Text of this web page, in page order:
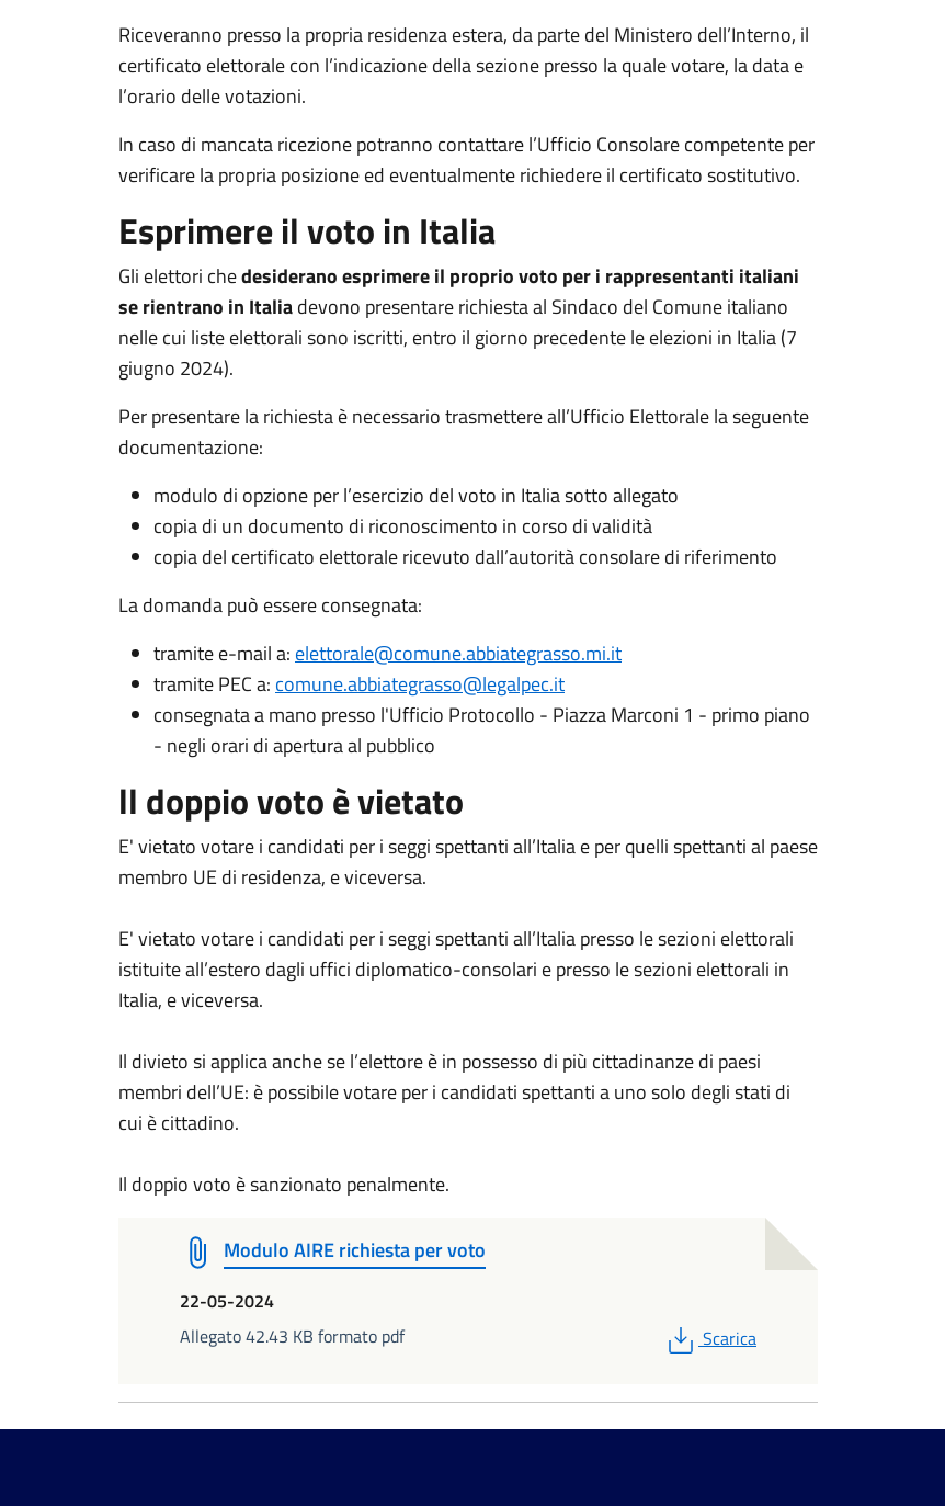
Riceveranno presso la propria residenza estera, da parte del Ministero dell’Interno, il
certificato elettorale con l’indicazione della sezione presso la quale votare, la data e
l’orario delle votazioni.
In caso di mancata ricezione potranno contattare l’Ufficio Consolare competente per
verificare la propria posizione ed eventualmente richiedere il certificato sostitutivo.
Esprimere il voto in Italia
Gli elettori chedesiderano esprimere il proprio voto per i rappresentanti italiani
se rientrano in Italiadevono presentare richiesta al Sindaco del Comune italiano
nelle cui liste elettorali sono iscritti, entro il giorno precedente le elezioni in Italia (7
giugno 2024).
Per presentare la richiesta è necessario trasmettere all’Ufficio Elettorale la seguente
documentazione:
modulo di opzione per l’esercizio del voto in Italia sotto allegato
copia di un documento di riconoscimento in corso di validità
copia del certificato elettorale ricevuto dall’autorità consolare di riferimento
La domanda può essere consegnata:
tramite e-mail a: elettorale@comune.abbiategrasso.mi.it
tramite PEC a: comune.abbiategrasso@legalpec.it
consegnata a mano presso l'Ufficio Protocollo - Piazza Marconi 1 - primo piano
- negli orari di apertura al pubblico
ll doppio voto è vietato
E' vietato votare i candidati per i seggi spettanti all’Italia e per quelli spettanti al paese
membro UE di residenza, e viceversa.
E' vietato votare i candidati per i seggi spettanti all’Italia presso le sezioni elettorali
istituite all’estero dagli uffici diplomatico-consolari e presso le sezioni elettorali in
Italia, e viceversa.
Il divieto si applica anche se l’elettore è in possesso di più cittadinanze di paesi
membri dell’UE: è possibile votare per i candidati spettanti a uno solo degli stati di
cui è cittadino.
Il doppio voto è sanzionato penalmente.
Modulo AIRE richiesta per voto
22-05-2024
Allegato 42.43 KB formato pdf
PDF
Scarica